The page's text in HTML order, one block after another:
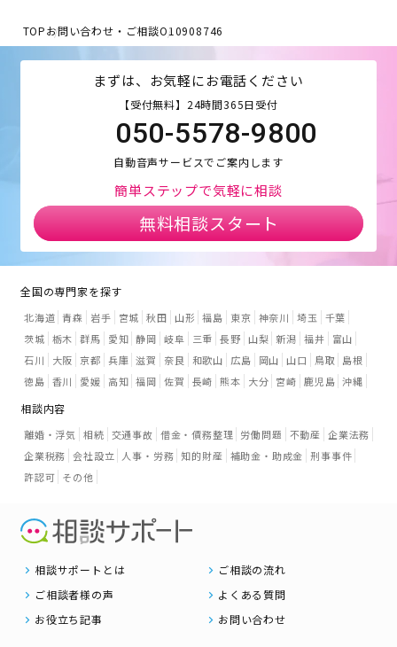
TOPお問い合わせ・ご相談O10908746
まずは、お気軽にお電話ください
【受付無料】24時間365日受付
050-5578-9800
自動音声サービスでご案内します
簡単ステップで気軽に相談
無料相談スタート
全国の専門家を探す
北海道 青森 岩手 宮城 秋田 山形 福島 東京 神奈川 埼玉
千葉
茨城 栃木 群馬 愛知 静岡 岐阜 三重 長野 山梨 新潟 福井
富山
石川
大阪 京都 兵庫 滋賀 奈良 和歌山 広島 岡山 山口 鳥取
島根
徳島 香川 愛媛 高知 福岡 佐賀 長崎 熊本 大分 宮崎 鹿児島 沖縄
相談内容
離婚・浮気 相続 交通事故 借金・債務整理 労働問題 不動産 企業法務
企業税務 会社設立 人事・労務 知的財産 補助金・助成金 刑事事件
許認可 その他
相談サポートとは
ご相談の流れ
ご相談者様の声
よくある質問
お役立ち記事
お問い合わせ